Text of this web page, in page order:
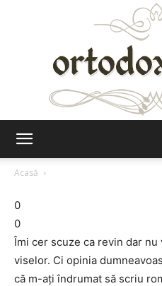
Acasă
0
0
Îmi cer scuze ca revin dar
viselor. Ci opinia
că m-ați îndrumat să scriu